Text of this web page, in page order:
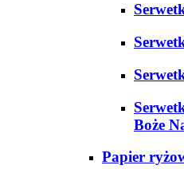
Boże
Papier